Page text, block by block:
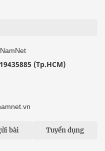
(Tp.HCM)
bài Tuyển dụng